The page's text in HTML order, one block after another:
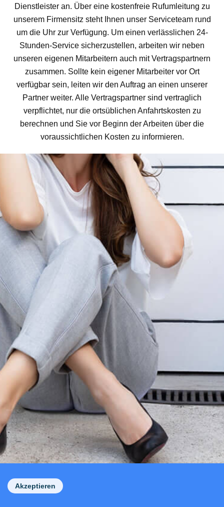
Dienstleister an. Über eine kostenfreie Rufumleitung zu
unserem Firmensitz steht Ihnen unser Serviceteam rund
um die Uhr zur Verfügung. Um einen verlässlichen 24-
Stunden-Service sicherzustellen, arbeiten wir neben
unseren eigenen Mitarbeitern auch mit Vertragspartnern
zusammen. Sollte kein eigener Mitarbeiter vor Ort
verfügbar sein, leiten wir den Auftrag an einen unserer
Partner weiter. Alle Vertragspartner sind vertraglich
verpflichtet, nur die ortsüblichen Anfahrtskosten zu
berechnen und Sie vor Beginn der Arbeiten über die
voraussichtlichen Kosten zu informieren.
Akzeptieren